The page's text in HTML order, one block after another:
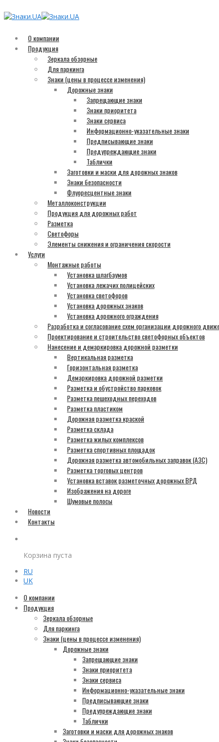
О компании
Продукция
Зеркала обзорные
Для паркинга
Знаки (цены в процессе изменения)
Дорожные знаки
Запрещающие знаки
Знаки приоритета
Знаки сервиса
Информационно-указательные знаки
Предписывающие знаки
Предупреждающие знаки
Таблички
Заготовки и маски для дорожных знаков
Знаки безопасности
Флуоресцентные знаки
Металлоконструкции
Продукция для дорожных работ
Разметка
Светофоры
Элементы снижения и ограничения скорости
Услуги
Монтажные работы
Установка шлагбаумов
Установка лежачих полицейских
Установка светофоров
Установка дорожных знаков
Установка дорожного ограждения
Разработка и согласование схем организации дорожного
Проектирование и строительство светофорных объектов
Нанесение и демаркировка дорожной разметки
Вертикальная разметка
Горизонтальная разметка
Демаркировка дорожной разметки
Разметка и обустройство парковок
Разметка пешеходных переходов
Разметка пластиком
Дорожная разметка краской
Разметка склада
Разметка жилых комплексов
Разметка спортивных площадок
Дорожная разметка автомобильных заправок (АЗС)
Разметка торговых центров
Установка вставок разметочных дорожных ВРД
Изображения на дороге
Шумовые полосы
Новости
Контакты
Корзина пуста
RU
UK
О компании
Продукция
Зеркала обзорные
Для паркинга
Знаки (цены в процессе изменения)
Дорожные знаки
Запрещающие знаки
Знаки приоритета
Знаки сервиса
Информационно-указательные знаки
Предписывающие знаки
Предупреждающие знаки
Таблички
Заготовки и маски для дорожных знаков